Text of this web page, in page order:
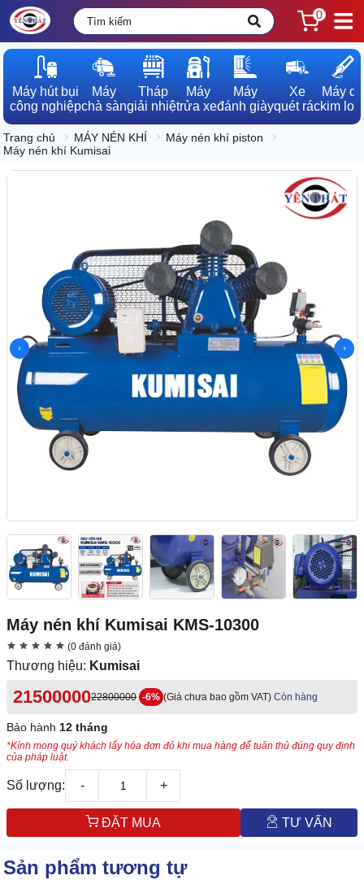
0
Máy hút bụi
công nghiệp
Máy
chà sàn
Tháp
giải nhiệt
Máy
rửa xe
Máy
đánh giày
Xe
quét rác
Máy dò
kim loại
Trang chủ MÁY NÉN KHÍ
Máy nén khí piston
Máy nén khí Kumisai
Máy nén khí Kumisai KMS-10300
(0 đánh giá)
Thương hiệu: Kumisai
2150000022800000 -6% (Giá chưa bao gồm VAT) Còn hàng
Bảo hành 12 tháng
*Kính mong quý khách lấy hóa đơn đỏ khi mua hàng để tuân thủ đúng quy định
của pháp luật.
Số lượng: - +
ĐẶT MUA TƯ VẤN
Sản phẩm tương tự